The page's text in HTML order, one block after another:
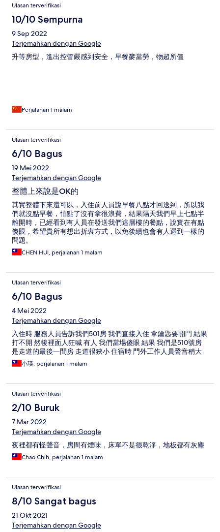
Ulasan terverifikasi
10/10 Sempurna
9 Sep 2022
Terjemahkan dengan Google
升等房型，進出控管嚴感到安全，早餐麥當勞，物超所值
Perjalanan 1 malam
Ulasan terverifikasi
6/10 Bagus
19 Mei 2022
Terjemahkan dengan Google
整體上來說是OK的
其實整體下來還可以，入住前人員說早餐八點才回送到，所以我
們就沒點早餐，怕點了沒有拿很浪費，結果隔天我們早上七點半
離開時，已經看到有人員在發送我們這層樓的餐點，說實在有點
傻眼，希望貴所有想出折衷方式，以免後續也會有人遇到一樣的
問題。
CHEN HUI, perjalanan 1 malam
Ulasan terverifikasi
6/10 Bagus
4 Mei 2022
Terjemahkan dengan Google
入住時 服務人員告訴我們501房 我們直接入住 拿鑰匙要開門 結果
打不開 然後裡面人狂喊 有人 我們當場傻眼 結果 我們是510號房
是走道的最後一間房 走道很狹小 住宿時 門外工作人員聲音稍大
小瑛, perjalanan 1 malam
Ulasan terverifikasi
2/10 Buruk
7 Mar 2022
Terjemahkan dengan Google
夜裡都有怪聲音，房間有煙味，床單不是很乾淨，地板都有灰塵
Chao Chih, perjalanan 1 malam
Ulasan terverifikasi
8/10 Sangat bagus
21 Okt 2021
Terjemahkan dengan Google